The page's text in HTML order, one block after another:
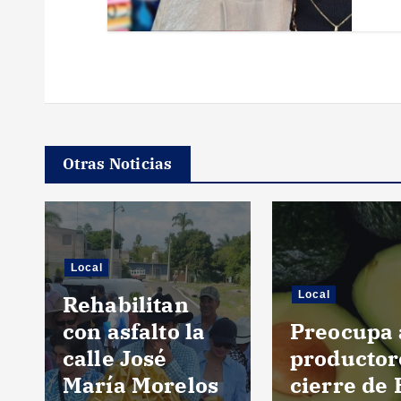
Otras Noticias
Local
Rehabilitan
con asfalto la
calle José
María Morelos
Local
Preocupa
cierre de